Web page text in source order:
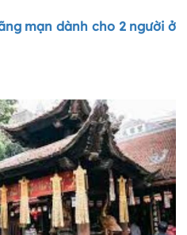
mạn dành cho 2 người ở